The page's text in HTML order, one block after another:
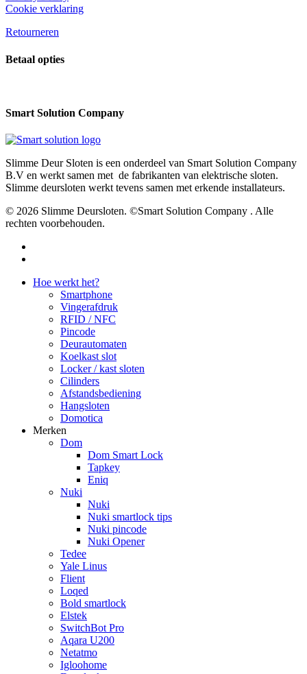
Cookie verklaring
Retourneren
Betaal opties
Smart Solution Company
Slimme Deur Sloten is een onderdeel van Smart Solution Company
B.V en werkt samen met de fabrikanten van elektrische sloten.
Slimme deursloten werkt tevens samen met erkende installateurs.
© 2026 Slimme Deursloten. ©Smart Solution Company . Alle
rechten voorbehouden.
Close
Hoe werkt het?
Smartphone
Vingerafdruk
RFID / NFC
Pincode
Deurautomaten
Koelkast slot
Locker / kast sloten
Cilinders
Afstandsbediening
Hangsloten
Domotica
Merken
Dom
Dom Smart Lock
Tapkey
Eniq
Nuki
Nuki
Nuki smartlock tips
Nuki pincode
Nuki Opener
Tedee
Yale Linus
Flient
Loqed
Bold smartlock
Elstek
SwitchBot Pro
Aqara U200
Netatmo
Igloohome